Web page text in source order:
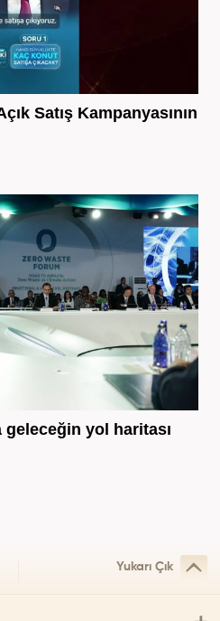
Satış Kampanyasının
geleceğin yol haritası
Yukarı Çık